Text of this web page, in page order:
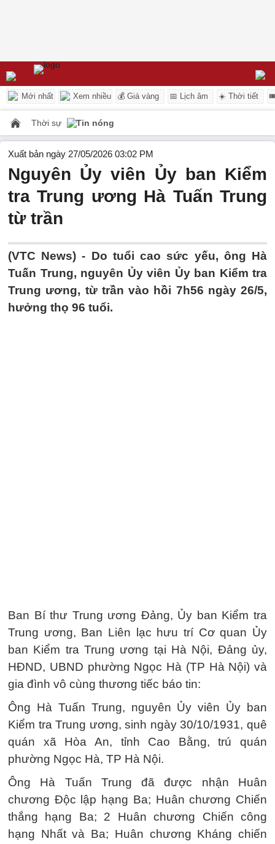
Mới nhất Xem nhiều 💰 Giá vàng 📅 Lịch âm ☀️ Thời tiết
Thời sự Tin nóng
Xuất bản ngày 27/05/2026 03:02 PM
Nguyên Ủy viên Ủy ban Kiểm
tra Trung ương Hà Tuấn Trung
từ trần
(VTC News) - Do tuổi cao sức yếu, ông Hà
Tuấn Trung, nguyên Ủy viên Ủy ban Kiểm tra
Trung ương, từ trần vào hồi 7h56 ngày 26/5,
hưởng thọ 96 tuổi.
Ban Bí thư Trung ương Đảng, Ủy ban Kiểm tra
Trung ương, Ban Liên lạc hưu trí Cơ quan Ủy
ban Kiểm tra Trung ương tại Hà Nội, Đảng ủy,
HĐND, UBND phường Ngọc Hà (TP Hà Nội) và
gia đình vô cùng thương tiếc báo tin:
Ông Hà Tuấn Trung, nguyên Ủy viên Ủy ban
Kiểm tra Trung ương, sinh ngày 30/10/1931, quê
quán xã Hòa An, tỉnh Cao Bằng, trú quán
phường Ngọc Hà, TP Hà Nội.
Ông Hà Tuấn Trung đã được nhận Huân
chương Độc lập hạng Ba; Huân chương Chiến
thắng hạng Ba; 2 Huân chương Chiến công
hạng Nhất và Ba; Huân chương Kháng chiến